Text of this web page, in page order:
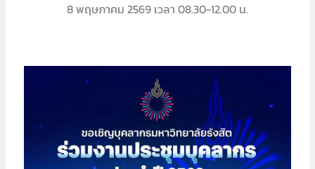
8 พฤษภาคม 2569 เวลา 08.30-12.00 น.